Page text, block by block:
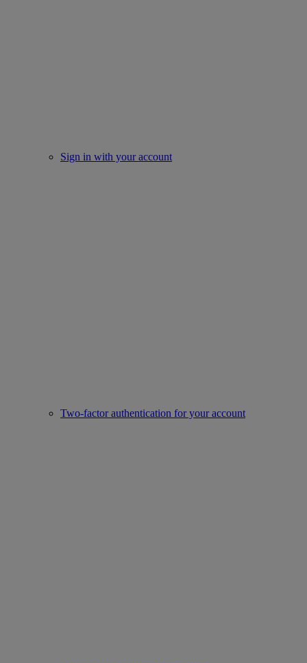
Sign in with your account
Two-factor authentication for your account